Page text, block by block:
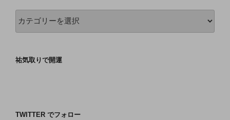
社
祐気取りで開運
TWITTER でフォロー